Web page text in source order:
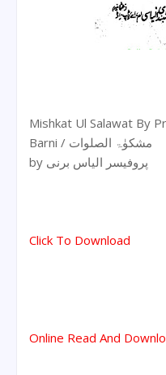
Mishkat Ul Salawat By
Barni / مشکوٰۃ الصلوات
by پروفیسر الیاس برنی
Click To Download
Online Read And